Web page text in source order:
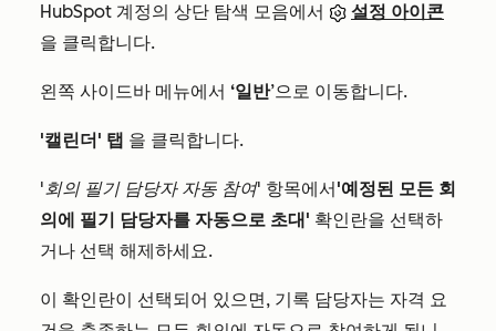
HubSpot 계정의 상단 탐색 모음에서
설정 아이콘
을 클릭합니다.
왼쪽 사이드바 메뉴에서 ‘일반’으로 이동합니다.
'캘린더' 탭 을 클릭합니다.
'회의 필기 담당자 자동 참여' 항목에서'예정된 모든 회
의에 필기 담당자를 자동으로 초대' 확인란을 선택하
거나 선택 해제하세요.
이 확인란이 선택되어 있으면, 기록 담당자는 자격 요